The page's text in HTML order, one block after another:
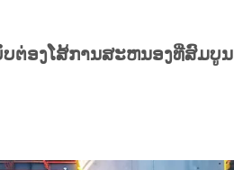
ຕ່ອງໂສ້ການສະຫນອງທີ່ສົມບູນ